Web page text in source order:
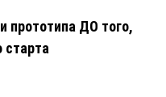
прототипа ДО того,
старта